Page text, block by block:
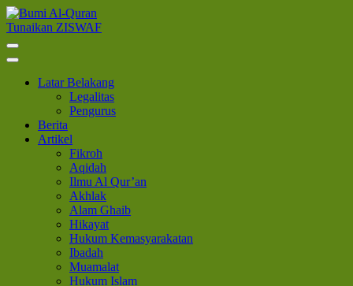
Lompat
ke
konten
(Tekan
Tunaikan ZISWAF
Latar Belakang
Legalitas
Pengurus
Berita
Artikel
Fikroh
Aqidah
Ilmu Al Qur’an
Akhlak
Alam Ghaib
Hikayat
Hukum Kemasyarakatan
Ibadah
Muamalat
Hukum Islam